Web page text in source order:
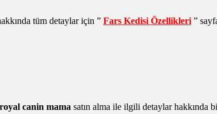
tüm detaylar için ” Fars Kedisi Özellikleri ”
canin mama satın alma ile ilgili detaylar hakkında